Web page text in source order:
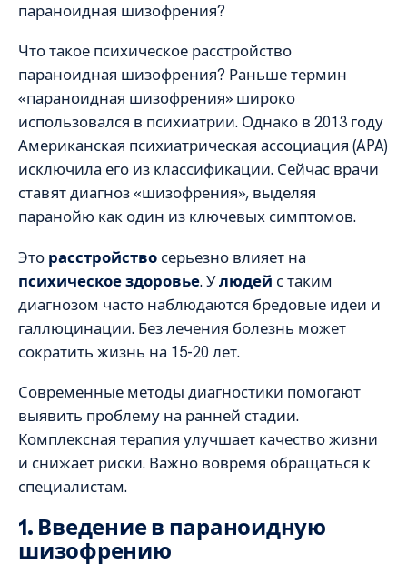
параноидная шизофрения?
Что такое психическое расстройство
параноидная шизофрения? Раньше термин
«параноидная шизофрения» широко
использовался в психиатрии. Однако в 2013 году
Американская психиатрическая ассоциация (APA)
исключила его из классификации. Сейчас врачи
ставят диагноз «шизофрения», выделяя
паранойю как один из ключевых симптомов.
Это расстройство серьезно влияет на
психическое здоровье. Улюдей с таким
диагнозом часто наблюдаются бредовые идеи и
галлюцинации. Без лечения болезнь может
сократить жизнь на 15-20 лет.
Современные методы диагностики помогают
выявить проблему на ранней стадии.
Комплексная терапия улучшает качество жизни
и снижает риски. Важно вовремя обращаться к
специалистам.
1. Введение в параноидную
шизофрению